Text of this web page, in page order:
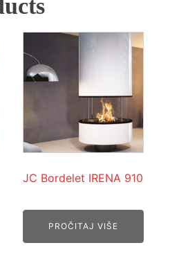
JC Bordelet IRENA 910
PROČITAJ VIŠE